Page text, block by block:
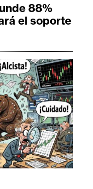
88%
el soporte